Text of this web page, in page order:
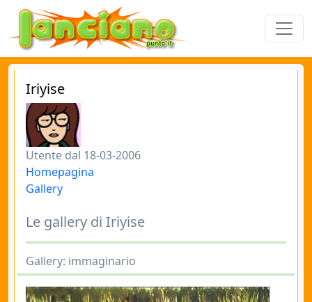
Iriyise
Utente dal 18-03-2006
Homepagina
Gallery
Le gallery di Iriyise
Gallery: immaginario